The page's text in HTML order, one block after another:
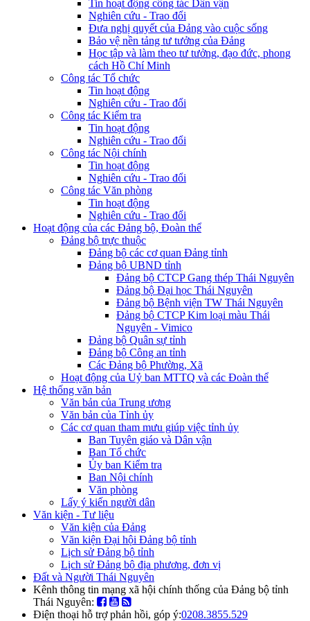
Tin hoạt động công tác Dân vận
Nghiên cứu - Trao đổi
Đưa nghị quyết của Đảng vào cuộc sống
Bảo vệ nền tảng tư tưởng của Đảng
Học tập và làm theo tư tưởng, đạo đức, phong
cách Hồ Chí Minh
Công tác Tổ chức
Tin hoạt động
Nghiên cứu - Trao đổi
Công tác Kiểm tra
Tin hoạt động
Nghiên cứu - Trao đổi
Công tác Nội chính
Tin hoạt động
Nghiên cứu - Trao đổi
Công tác Văn phòng
Tin hoạt động
Nghiên cứu - Trao đổi
Hoạt động của các Đảng bộ, Đoàn thể
Đảng bộ trực thuộc
Đảng bộ các cơ quan Đảng tỉnh
Đảng bộ UBND tỉnh
Đảng bộ CTCP Gang thép Thái Nguyên
Đảng bộ Đại học Thái Nguyên
Đảng bộ Bệnh viện TW Thái Nguyên
Đảng bộ CTCP Kim loại màu Thái
Nguyên - Vimico
Đảng bộ Quân sự tỉnh
Đảng bộ Công an tỉnh
Các Đảng bộ Phường, Xã
Hoạt động của Uỷ ban MTTQ và các Đoàn thể
Hệ thống văn bản
Văn bản của Trung ương
Văn bản của Tỉnh ủy
Các cơ quan tham mưu giúp việc tỉnh ủy
Ban Tuyên giáo và Dân vận
Ban Tổ chức
Ủy ban Kiểm tra
Ban Nội chính
Văn phòng
Lấy ý kiến người dân
Văn kiện - Tư liệu
Văn kiện của Đảng
Văn kiện Đại hội Đảng bộ tỉnh
Lịch sử Đảng bộ tỉnh
Lịch sử Đảng bộ địa phương, đơn vị
Đất và Người Thái Nguyên
Kênh thông tin mạng xã hội chính thống của Đảng bộ tỉnh
Thái Nguyên:
Điện thoại hỗ trợ phản hồi, góp ý:0208.3855.529